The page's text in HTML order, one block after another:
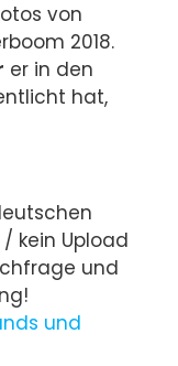
von
2018.
er in den
hat,
kein Upload
und
und